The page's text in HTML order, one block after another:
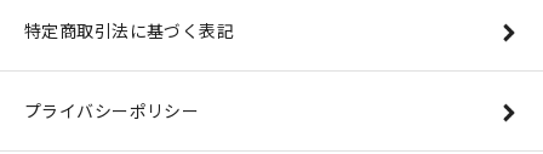
特定商取引法に基づく表記
プライバシーポリシー